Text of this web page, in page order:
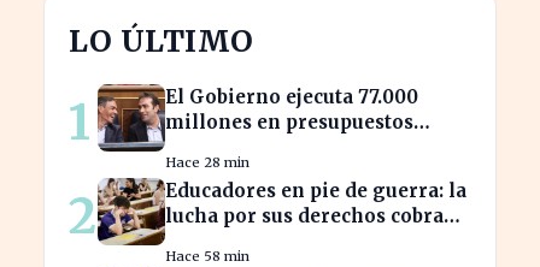
LO ÚLTIMO
1
El Gobierno ejecuta 77.000
millones en presupuestos
año 2025
Hace 28 min
2
Educadores en pie de guerra: la
lucha por sus derechos cobra
Hace 58 min